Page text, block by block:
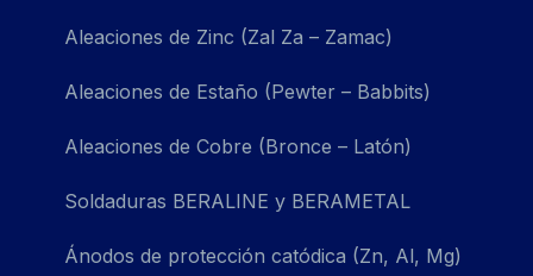
Aleaciones de Zinc (Zal Za – Zamac)
Aleaciones de Estaño (Pewter – Babbits)
Aleaciones de Cobre (Bronce – Latón)
Soldaduras BERALINE y BERAMETAL
Ánodos de protección catódica (Zn, Al, Mg)